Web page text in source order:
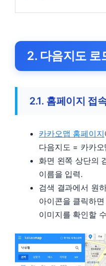
2. 다음지도 로
2.1. 홈페이지 접
카카오맵 홈페이지
다음지도 = 카카오
화면 왼쪽 상단의
이름을 입력.
검색 결과에서 원
아이콘을 클릭하
이미지를 확인할